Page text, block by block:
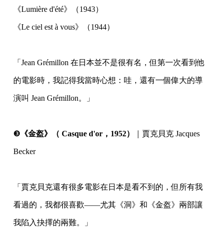
《Lumière d'été》（1943）
《Le ciel est à vous》（1944）
「Jean Grémillon 在日本並不是很有名，但第一次看到他
的電影時，我記得我當時心想：哇，還有一個偉大的導
演叫 Jean Grémillon。」⠀
❸ 《金盔》（ Casque d'or ，1952） ｜賈克貝克 Jacques
Becker
「賈克貝克還有很多電影在日本是看不到的，但所有我
看過的，我都很喜歡——尤其《洞》和《金盔》兩部讓
我陷入抉擇的兩難。」